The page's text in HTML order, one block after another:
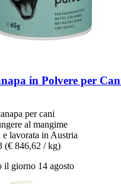
in Polvere per
per cani
al mangime
e lavorata in Austria
(€ 846,62 / kg)
il giorno 14 agosto